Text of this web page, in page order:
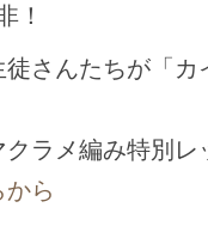
！
さんたちが「
ラメ編み特別
から